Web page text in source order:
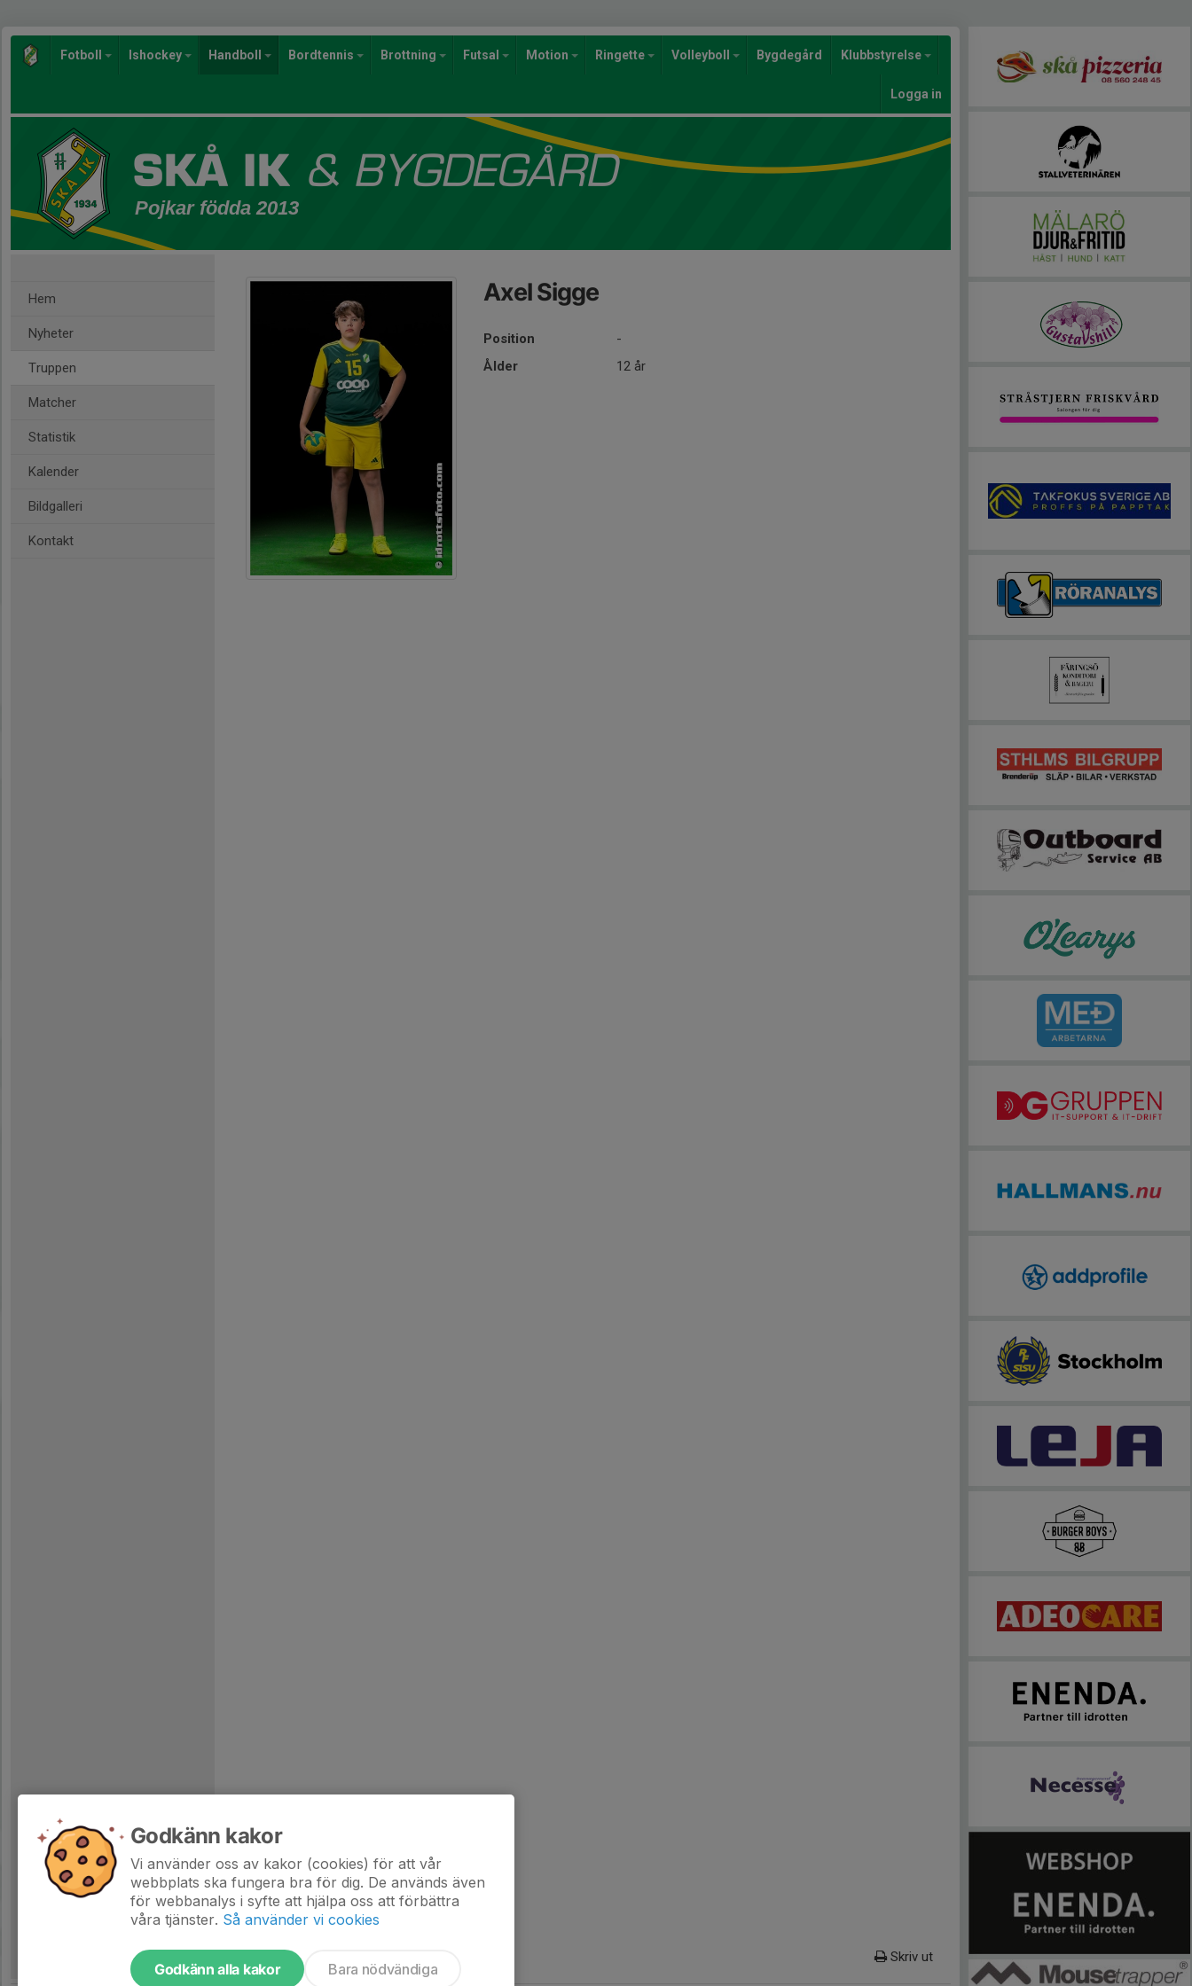
Fotboll Ishockey Handboll Bordtennis Brottning Futsal Motion Ringette Volleyboll Bygdegård Klubbstyrelse
Logga in
Pojkar födda 2013
Hem
Nyheter
Truppen
Matcher
Statistik
Kalender
Bildgalleri
Kontakt
Axel Sigge
Position
-
Ålder
12 år
Skriv ut
Godkänn kakor
Vi använder oss av kakor (cookies) för att vår
webbplats ska fungera bra för dig. De används även
för webbanalys i syfte att hjälpa oss att förbättra
våra tjänster. Så använder vi cookies
Godkänn alla kakor Bara nödvändiga